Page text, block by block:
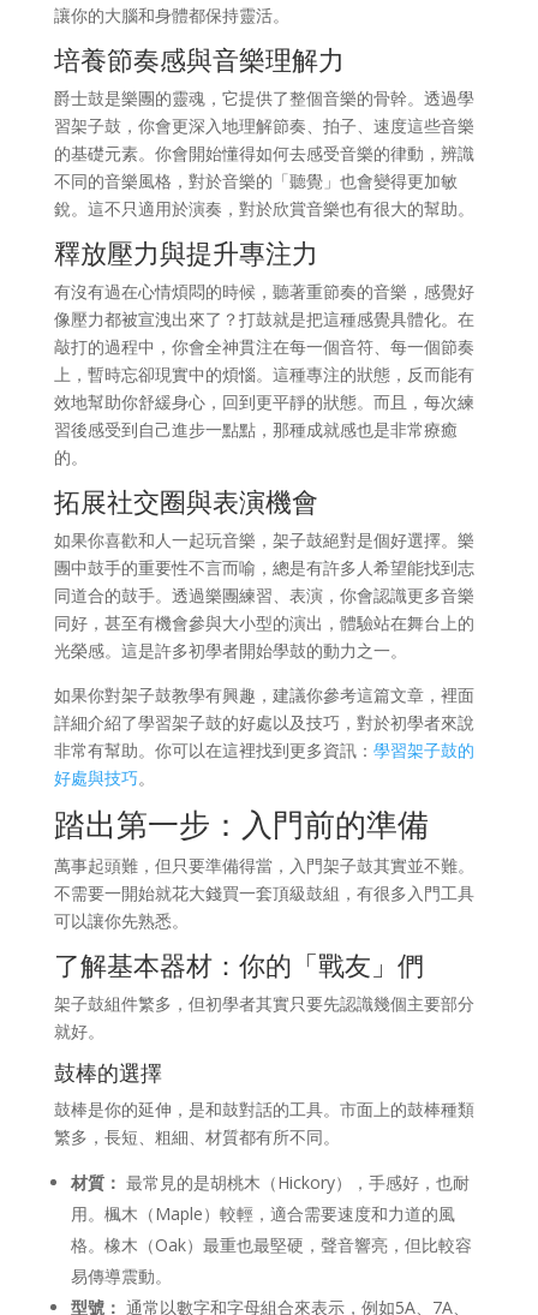
讓你的大腦和身體都保持靈活。
培養節奏感與音樂理解力
爵士鼓是樂團的靈魂，它提供了整個音樂的骨幹。透過學
習架子鼓，你會更深入地理解節奏、拍子、速度這些音樂
的基礎元素。你會開始懂得如何去感受音樂的律動，辨識
不同的音樂風格，對於音樂的「聽覺」也會變得更加敏
銳。這不只適用於演奏，對於欣賞音樂也有很大的幫助。
釋放壓力與提升專注力
有沒有過在心情煩悶的時候，聽著重節奏的音樂，感覺好
像壓力都被宣洩出來了？打鼓就是把這種感覺具體化。在
敲打的過程中，你會全神貫注在每一個音符、每一個節奏
上，暫時忘卻現實中的煩惱。這種專注的狀態，反而能有
效地幫助你舒緩身心，回到更平靜的狀態。而且，每次練
習後感受到自己進步一點點，那種成就感也是非常療癒
的。
拓展社交圈與表演機會
如果你喜歡和人一起玩音樂，架子鼓絕對是個好選擇。樂
團中鼓手的重要性不言而喻，總是有許多人希望能找到志
同道合的鼓手。透過樂團練習、表演，你會認識更多音樂
同好，甚至有機會參與大小型的演出，體驗站在舞台上的
光榮感。這是許多初學者開始學鼓的動力之一。
如果你對架子鼓教學有興趣，建議你參考這篇文章，裡面
詳細介紹了學習架子鼓的好處以及技巧，對於初學者來說
非常有幫助。你可以在這裡找到更多資訊： 學習架子鼓的
好處與技巧。
踏出第一步：入門前的準備
萬事起頭難，但只要準備得當，入門架子鼓其實並不難。
不需要一開始就花大錢買一套頂級鼓組，有很多入門工具
可以讓你先熟悉。
了解基本器材：你的「戰友」們
架子鼓組件繁多，但初學者其實只要先認識幾個主要部分
就好。
鼓棒的選擇
鼓棒是你的延伸，是和鼓對話的工具。市面上的鼓棒種類
繁多，長短、粗細、材質都有所不同。
材質： 最常見的是胡桃木（Hickory），手感好，也耐
用。楓木（Maple）較輕，適合需要速度和力道的風
格。橡木（Oak）最重也最堅硬，聲音響亮，但比較容
易傳導震動。
型號： 通常以數字和字母組合來表示，例如5A、7A、